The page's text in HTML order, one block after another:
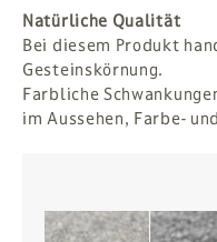
Natürliche Qualität
Bei diesem Produkt
Gesteinskörnung.
Farbliche
im Aussehen, Farbe-